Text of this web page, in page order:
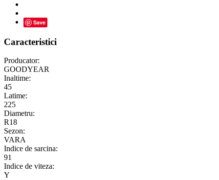
Save
Caracteristici
Producator:
GOODYEAR
Inaltime:
45
Latime:
225
Diametru:
R18
Sezon:
VARA
Indice de sarcina:
91
Indice de viteza:
Y